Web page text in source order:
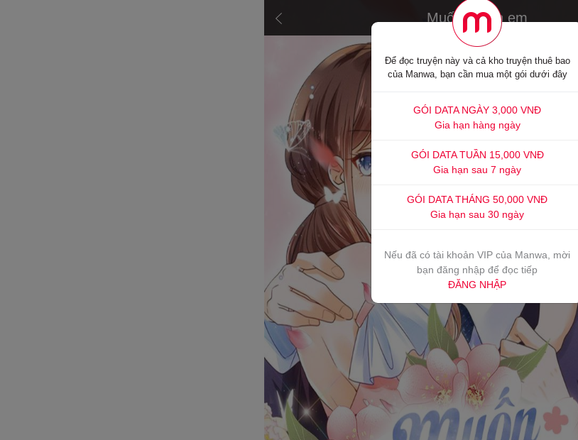
Muốn ở bên em
Để đọc truyện này và cả kho truyện thuê bao
của Manwa, bạn cần mua một gói dưới đây
GÓI DATA NGÀY 3,000 VNĐ
Gia hạn hàng ngày
GÓI DATA TUẦN 15,000 VNĐ
Gia hạn sau 7 ngày
GÓI DATA THÁNG 50,000 VNĐ
Gia hạn sau 30 ngày
Nếu đã có tài khoản VIP của Manwa, mời
bạn đăng nhập để đọc tiếp
ĐĂNG NHẬP